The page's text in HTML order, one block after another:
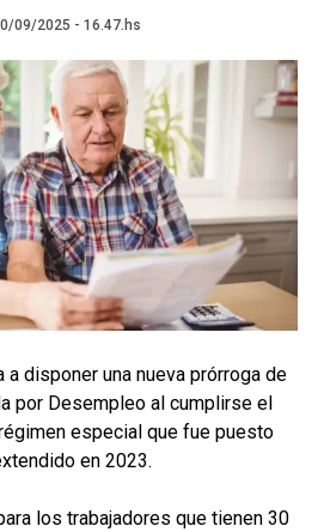
09/2025 - 16.47.hs
a disponer una nueva prórroga de
por Desempleo al cumplirse el
especial que fue puesto
en 2023.
los trabajadores que tienen 30